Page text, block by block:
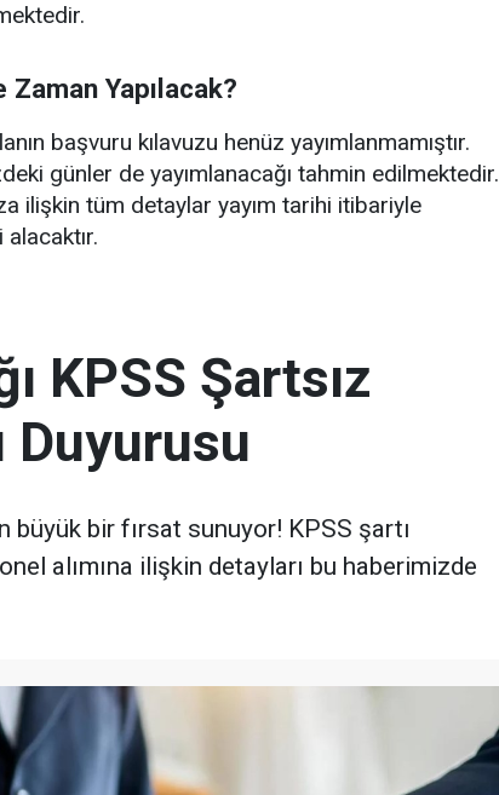
Yapılacak?
başvuru kılavuzu henüz yayımlanmamıştır.
günler de yayımlanacağı tahmin edilmektedir.
ilişkin tüm detaylar yayım tarihi itibariyle
KPSS Şartsız
Duyurusu
büyük bir fırsat sunuyor! KPSS şartı
alımına ilişkin detayları bu haberimizde